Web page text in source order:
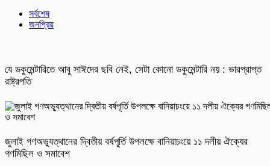
সর্বশেষ
জনপ্রিয়
যে ডকুমেন্টারিতে আবু সাঈদের ছবি নেই, সেটা কোনো ডকুমেন্টারি নয় : ভারপ্রাপ্ত
রাষ্ট্রপতি
জুলাই গণঅভ্যুত্থানের দ্বিতীয় বর্ষপূর্তি উপলক্ষে বানিয়াচংয়ে ১১ দলীয় ঐক্যের
গণমিছিল ও সমাবেশ